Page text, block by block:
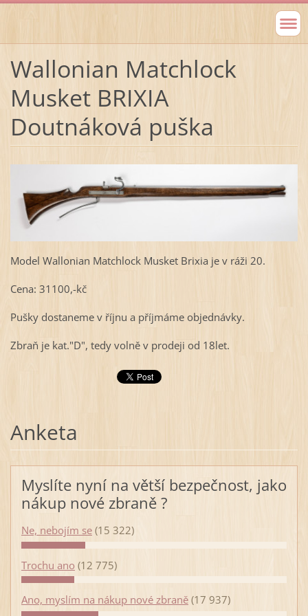
Wallonian Matchlock
Musket BRIXIA
Doutnáková puška
Model Wallonian Matchlock Musket Brixia je v ráži 20.
Cena: 31100,-kč
Pušky dostaneme v říjnu a příjmáme objednávky.
Zbraň je kat."D", tedy volně v prodeji od 18let.
Anketa
Myslíte nyní na větší bezpečnost, jako
nákup nové zbraně ?
Ne, nebojím se (15 322)
Trochu ano (12 775)
Ano, myslím na nákup nové zbraně (17 937)